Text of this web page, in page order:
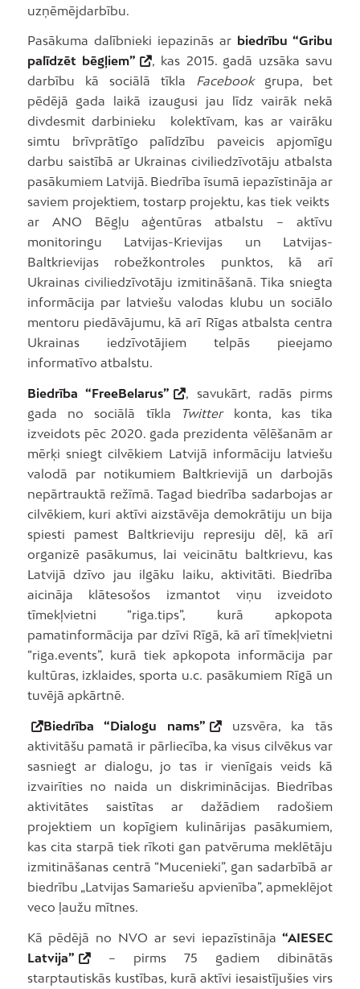
uzņēmējdarbību.
Pasākuma dalībnieki iepazinās ar biedrību “Gribu
palīdzēt bēgļiem”
, kas 2015. gadā uzsāka savu
darbību kā sociālā tīkla Facebookgrupa, bet
pēdējā gada laikā izaugusi jau līdz vairāk nekā
divdesmit darbinieku kolektīvam, kas ar vairāku
simtu brīvprātīgo palīdzību paveicis apjomīgu
darbu saistībā ar Ukrainas civiliedzīvotāju atbalsta
pasākumiem Latvijā. Biedrība īsumā iepazīstināja ar
saviem projektiem, tostarp projektu, kas tiek veikts
ar ANO Bēgļu aģentūras atbalstu – aktīvu
monitoringu Latvijas-Krievijas un Latvijas-
Baltkrievijas robežkontroles punktos, kā arī
Ukrainas civiliedzīvotāju izmitināšanā. Tika sniegta
informācija par latviešu valodas klubu un sociālo
mentoru piedāvājumu, kā arī Rīgas atbalsta centra
Ukrainas iedzīvotājiem telpās pieejamo
informatīvo atbalstu.
Biedrība “FreeBelarus”
, savukārt, radās pirms
gada no sociālā tīkla Twitterkonta, kas tika
izveidots pēc 2020. gada prezidenta vēlēšanām ar
mērķi sniegt cilvēkiem Latvijā informāciju latviešu
valodā par notikumiem Baltkrievijā un darbojās
nepārtrauktā režīmā. Tagad biedrība sadarbojas ar
cilvēkiem, kuri aktīvi aizstāvēja demokrātiju un bija
spiesti pamest Baltkrieviju represiju dēļ, kā arī
organizē pasākumus, lai veicinātu baltkrievu, kas
Latvijā dzīvo jau ilgāku laiku, aktivitāti. Biedrība
aicināja klātesošos izmantot viņu izveidoto
tīmekļvietni “riga.tips”, kurā apkopota
pamatinformācija par dzīvi Rīgā, kā arī tīmekļvietni
“riga.events”, kurā tiek apkopota informācija par
kultūras, izklaides, sporta u.c. pasākumiem Rīgā un
tuvējā apkārtnē.
Biedrība “Dialogu nams”
uzsvēra, ka tās
aktivitāšu pamatā ir pārliecība, ka visus cilvēkus var
sasniegt ar dialogu, jo tas ir vienīgais veids kā
izvairīties no naida un diskriminācijas. Biedrības
aktivitātes saistītas ar dažādiem radošiem
projektiem un kopīgiem kulinārijas pasākumiem,
kas cita starpā tiek rīkoti gan patvēruma meklētāju
izmitināšanas centrā “Mucenieki”, gan sadarbībā ar
biedrību „Latvijas Samariešu apvienība”, apmeklējot
veco ļaužu mītnes.
Kā pēdējā no NVO ar sevi iepazīstināja“AIESEC
Latvija”
– pirms 75 gadiem dibinātās
starptautiskās kustības, kurā aktīvi iesaistījušies virs